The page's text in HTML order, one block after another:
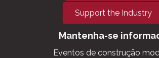
Support the Industry
Mantenha-se
Eventos de construção